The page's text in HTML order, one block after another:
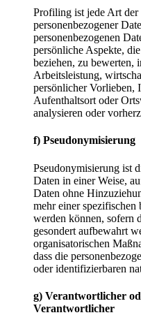
Profiling ist jede Art der
personenbezogener
personenbezogenen
persönliche Aspekte,
beziehen, zu bewerten,
Arbeitsleistung,
persönlicher Vorlieben,
Aufenthaltsort oder
analysieren oder
f) Pseudonymisierung
Pseudonymisierung ist
Daten in einer Weise,
Daten ohne
mehr einer spezifischen
werden können, sofern
gesondert aufbewahrt
organisatorischen
dass die
oder identifizierbaren
g) Verantwortlicher
Verantwortlicher